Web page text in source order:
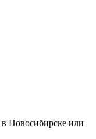
в Новосибирске или